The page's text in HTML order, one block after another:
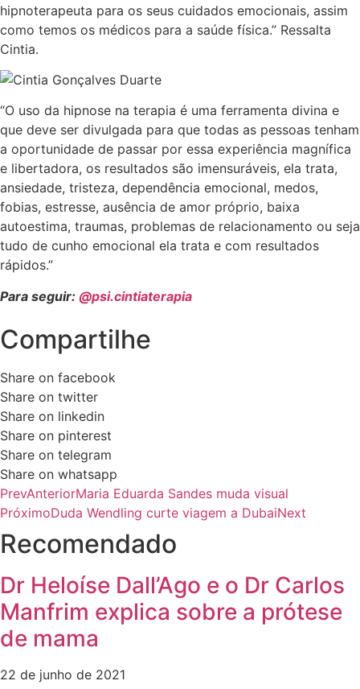
hipnoterapeuta para os seus cuidados emocionais, assim
como temos os médicos para a saúde física.” Ressalta
Cintia.
“O uso da hipnose na terapia é uma ferramenta divina e
que deve ser divulgada para que todas as pessoas tenham
a oportunidade de passar por essa experiência magnífica
e libertadora, os resultados são imensuráveis, ela trata,
ansiedade, tristeza, dependência emocional, medos,
fobias, estresse, ausência de amor próprio, baixa
autoestima, traumas, problemas de relacionamento ou seja
tudo de cunho emocional ela trata e com resultados
rápidos.”
Para seguir: @psi.cintiaterapia
Compartilhe
Share on facebook
Share on twitter
Share on linkedin
Share on pinterest
Share on telegram
Share on whatsapp
PrevAnteriorMaria Eduarda Sandes muda visual
PróximoDuda Wendling curte viagem a DubaiNext
Recomendado
Dr Heloíse Dall’Ago e o Dr Carlos
Manfrim explica sobre a prótese
de mama
22 de junho de 2021